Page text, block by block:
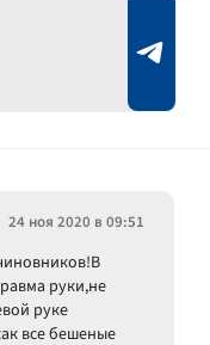
24 ноя 2020 в 09:51
руки,не
руке
все бешеные